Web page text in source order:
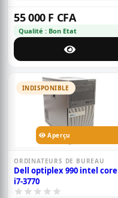
55 000 F CFA
Qualité : Bon Etat
INDISPONIBLE
Aperçu
ORDINATEURS DE BUREAU
Dell optiplex 990 intel core
i7-3770